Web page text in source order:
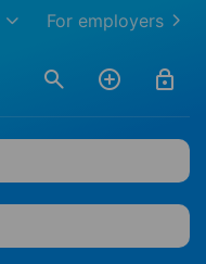
For employers